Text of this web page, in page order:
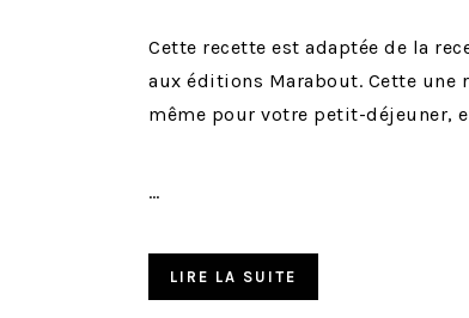
Cette recette est adaptée de la
aux éditions Marabout. Cette une
même pour votre petit-déjeuner,
…
LIRE LA SUITE